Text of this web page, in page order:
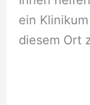
ein
diesem Ort